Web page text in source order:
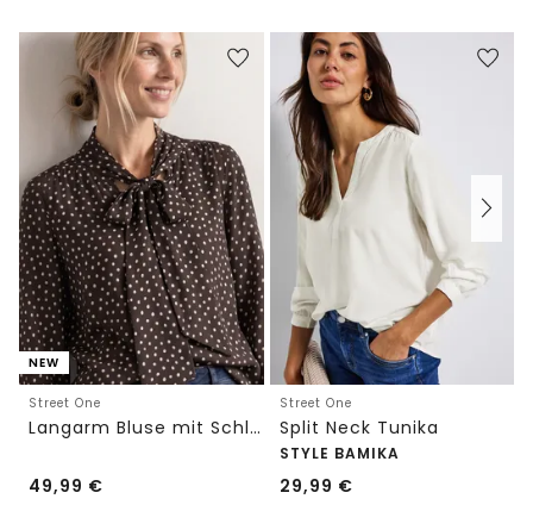
NEW
Street One
Langarm Bluse mit Schleifendetail
49,99 €
Street One
Split Neck Tunika
STYLE BAMIKA
29,99 €